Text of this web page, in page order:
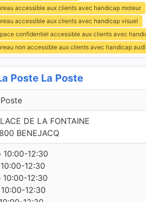
accessible aux clients avec handicap moteur
accessible aux clients avec handicap visuel
confidentiel accessible aux clients avec
non accessible aux clients avec handicap
Poste La Poste
DE LA FONTAINE
BENEJACQ
10:00-12:30
12:30
10:00-12:30
12:30